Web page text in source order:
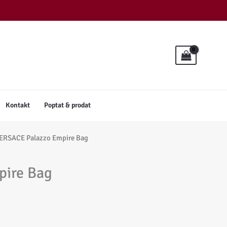
Kontakt Poptat & prodat
Palazzo Empire Bag
Bag
Bag